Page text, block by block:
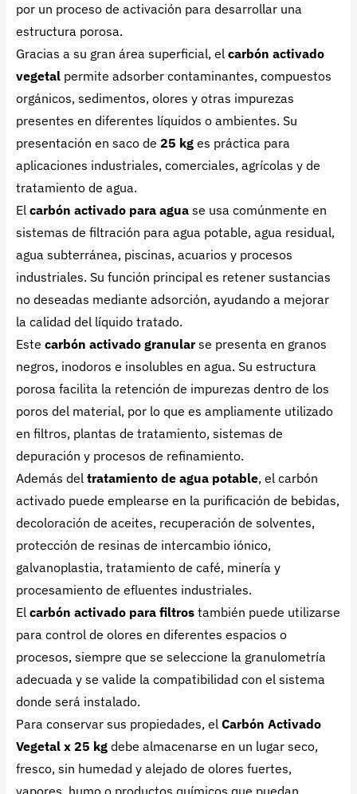
por un proceso de activación para desarrollar una
estructura porosa.
Gracias a su gran área superficial, el carbón activado
vegetal permite adsorber contaminantes, compuestos
orgánicos, sedimentos, olores y otras impurezas
presentes en diferentes líquidos o ambientes. Su
presentación en saco de 25 kg es práctica para
aplicaciones industriales, comerciales, agrícolas y de
tratamiento de agua.
El carbón activado para agua se usa comúnmente en
sistemas de filtración para agua potable, agua residual,
agua subterránea, piscinas, acuarios y procesos
industriales. Su función principal es retener sustancias
no deseadas mediante adsorción, ayudando a mejorar
la calidad del líquido tratado.
Este carbón activado granularse presenta en granos
negros, inodoros e insolubles en agua. Su estructura
porosa facilita la retención de impurezas dentro de los
poros del material, por lo que es ampliamente utilizado
en filtros, plantas de tratamiento, sistemas de
depuración y procesos de refinamiento.
Además del tratamiento de agua potable, el carbón
activado puede emplearse en la purificación de bebidas,
decoloración de aceites, recuperación de solventes,
protección de resinas de intercambio iónico,
galvanoplastia, tratamiento de café, minería y
procesamiento de efluentes industriales.
El carbón activado para filtros también puede utilizarse
para control de olores en diferentes espacios o
procesos, siempre que se seleccione la granulometría
adecuada y se valide la compatibilidad con el sistema
donde será instalado.
Para conservar sus propiedades, el Carbón Activado
Vegetal x 25 kg debe almacenarse en un lugar seco,
fresco, sin humedad y alejado de olores fuertes,
vapores, humo o productos químicos que puedan